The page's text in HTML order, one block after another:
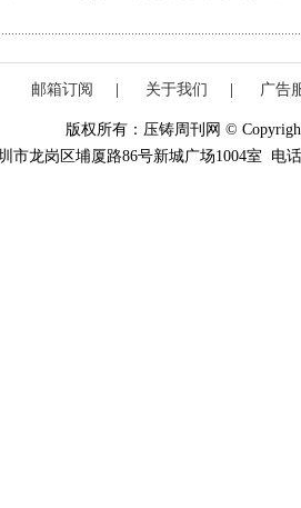
邮箱订阅 关于我们 广告
版权所有：压铸周刊网 ©
市龙岗区埔厦路86号新城广场1004室 电